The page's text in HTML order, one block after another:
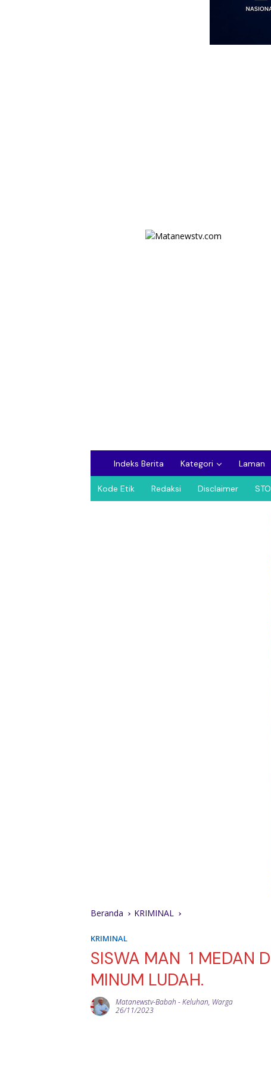
Indeks Berita Kategori Laman
Kode Etik Redaksi Disclaimer
Beranda KRIMINAL
KRIMINAL
SISWA MAN 1 MEDAN
MINUM LUDAH.
Matanewstv-Babah -Keluhan, Warga
26/11/2023